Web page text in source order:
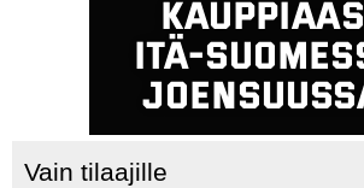
Vain tilaajille